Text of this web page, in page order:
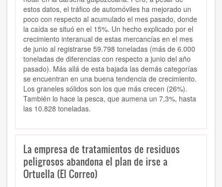
estos datos, el tráfico de automóviles ha mejorado un
poco con respecto al acumulado el mes pasado, donde
la caída se situó en el 15%. Un hecho explicado por el
crecimiento interanual de estas mercancías en el mes
de junio al registrarse 59.798 toneladas (más de 6.000
toneladas de diferencias con respecto a junio del año
pasado). Más allá de esta bajada las demás categorías
se encuentran en una buena tendencia de crecimiento.
Los graneles sólidos son los que más crecen (26%).
También lo hace la pesca, que aumena un 7,3%, hasta
las 10.828 toneladas.
La empresa de tratamientos de residuos
peligrosos abandona el plan de irse a
Ortuella (El Correo)